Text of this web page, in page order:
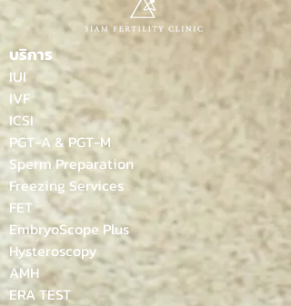
บริการ
IUI
IVF
ICSI
PGT-A & PGT-M
Sperm Preparation
Freezing Services
FET
EmbryoScope Plus
Hysteroscopy
AMH
ERA TEST